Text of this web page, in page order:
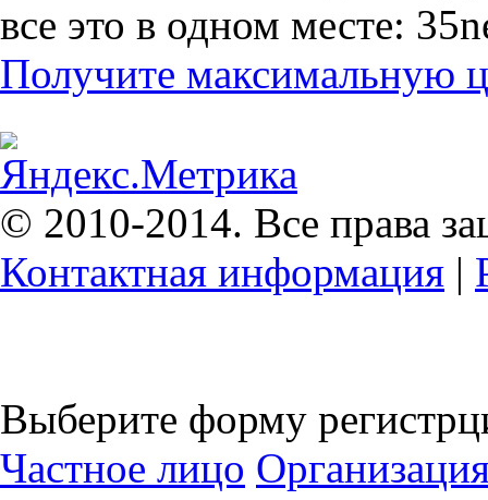
все это в одном месте:
Получите максимальную
© 2010-2014. Все права
Контактная информация |
Выберите форму
Частное лицо